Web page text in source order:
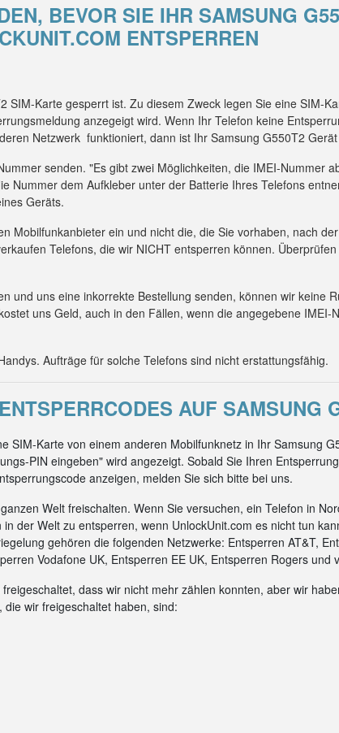
BEVOR SIE IHR SAMSUNG
ENTSPERREN
SIM-Karte gesperrt ist. Zu diesem Zweck legen Sie eine SIM-
anzegeigt wird. Wenn Ihr Telefon keine
Netzwerk funktioniert, dann ist Ihr Samsung G550T2
senden. "Es gibt zwei Möglichkeiten, die IMEI-Nummer
Nummer dem Aufkleber unter der Batterie Ihres Telefons
Geräts.
Mobilfunkanbieter ein und nicht die, die Sie vorhaben, nach
Telefons, die wir NICHT entsperren können.
und uns eine inkorrekte Bestellung senden, können wir keine
uns Geld, auch in den Fällen, wenn die angegebene IMEI-
Aufträge für solche Telefons sind nicht erstattungsfähig.
AUF SAMSUNG
SIM-Karte von einem anderen Mobilfunknetz in Ihr Samsung
PIN eingeben" wird angezeigt. Sobald Sie Ihren
anzeigen, melden Sie sich bitte bei uns.
Welt freischalten. Wenn Sie versuchen, ein Telefon in
der Welt zu entsperren, wenn UnlockUnit.com es nicht tun
gehören die folgenden Netzwerke: Entsperren AT&T,
Vodafone UK, Entsperren EE UK, Entsperren Rogers und
dass wir nicht mehr zählen konnten, aber wir
wir freigeschaltet haben, sind: